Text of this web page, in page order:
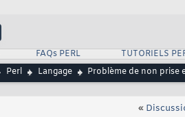
FAQs PERL TUTORIELS
Perl Langage Problème de non prise
«